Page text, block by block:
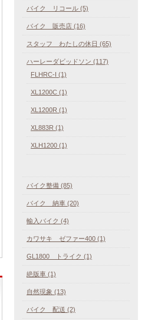
バイク リコール (5)
バイク 販売店 (16)
スタッフ わたしの休日 (65)
ハーレーダビッドソン (117)
FLHRC-I (1)
XL1200C (1)
XL1200R (1)
XL883R (1)
XLH1200 (1)
バイク整備 (85)
バイク 納車 (20)
輸入バイク (4)
カワサキ ゼファー400 (1)
GL1800 トライク (1)
絶版車 (1)
自然現象 (13)
バイク 配送 (2)